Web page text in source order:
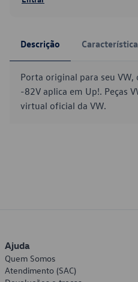
Descrição
Porta original para seu
-82V aplica em Up!. Peças
virtual oficial da VW.
Ajuda
Quem Somos
Atendimento (SAC)